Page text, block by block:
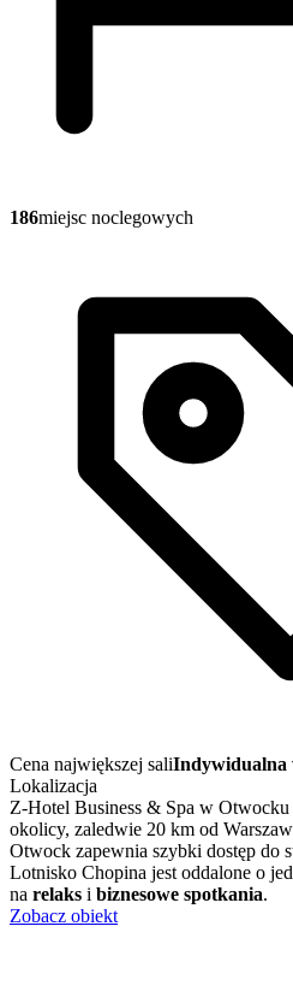
186miejsc noclegowych
Cena największej saliIndywidualna
Lokalizacja
Z-Hotel Business & Spa w
okolicy, zaledwie 20 km od
Otwock zapewnia szybki dostęp do
Lotnisko Chopina jest oddalone o
na relaks i biznesowe spotkania.
Zobacz obiekt